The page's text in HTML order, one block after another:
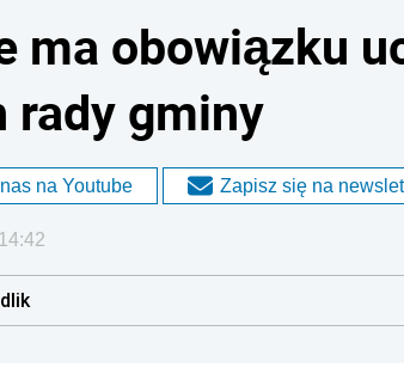
ma obowiązku
rady gminy
na Youtube Zapisz się na